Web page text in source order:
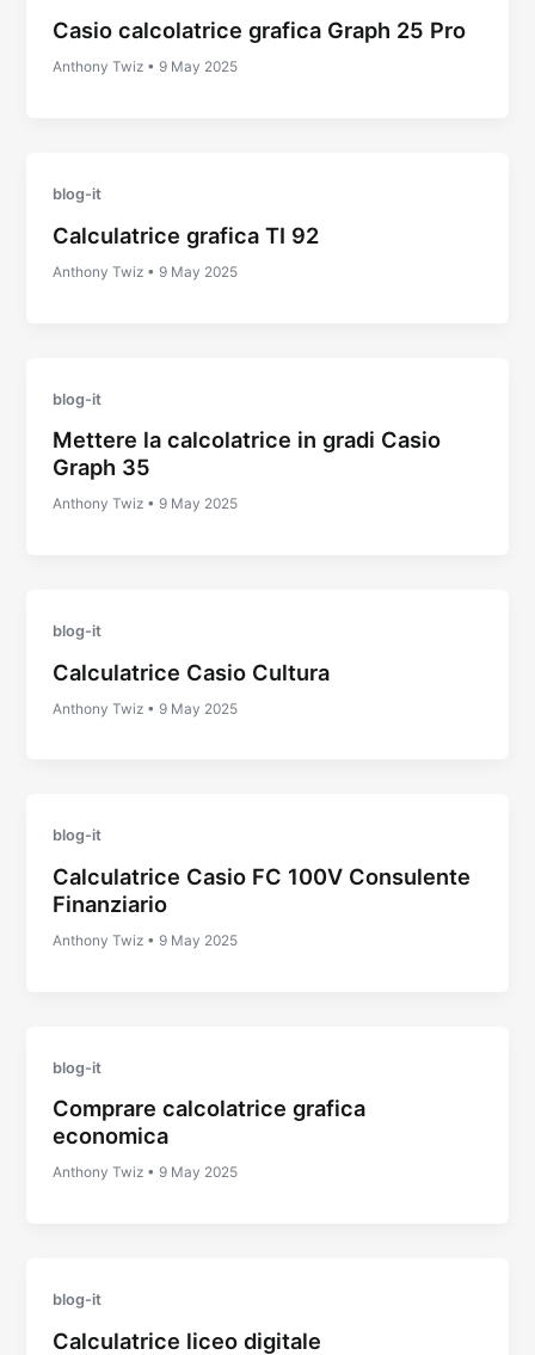
Casio calcolatrice grafica Graph 25 Pro
Anthony Twiz •9 May 2025
blog-it
Calculatrice grafica TI 92
Anthony Twiz •9 May 2025
blog-it
Mettere la calcolatrice in gradi Casio
Graph 35
Anthony Twiz •9 May 2025
blog-it
Calculatrice Casio Cultura
Anthony Twiz •9 May 2025
blog-it
Calculatrice Casio FC 100V Consulente
Finanziario
Anthony Twiz •9 May 2025
blog-it
Comprare calcolatrice grafica
economica
Anthony Twiz •9 May 2025
blog-it
Calculatrice liceo digitale